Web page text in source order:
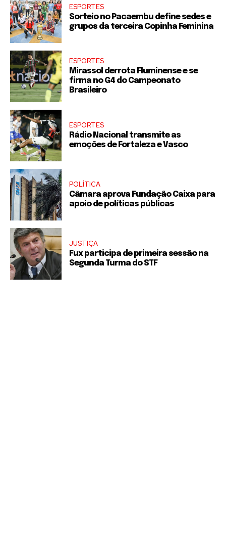
ESPORTES
Sorteio no Pacaembu define sedes e
grupos da terceira Copinha Feminina
ESPORTES
Mirassol derrota Fluminense e se
firma no G4 do Campeonato
Brasileiro
ESPORTES
Rádio Nacional transmite as
emoções de Fortaleza e Vasco
POLÍTICA
Câmara aprova Fundação Caixa para
apoio de políticas públicas
JUSTIÇA
Fux participa de primeira sessão na
Segunda Turma do STF